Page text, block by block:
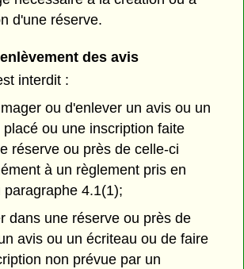
d'une réserve.
des avis
interdit :
ou d'enlever un avis ou un
placé ou une inscription faite
réserve ou près de celle-ci
à un règlement pris en
paragraphe 4.1(1);
dans une réserve ou près de
avis ou un écriteau ou de faire
non prévue par un